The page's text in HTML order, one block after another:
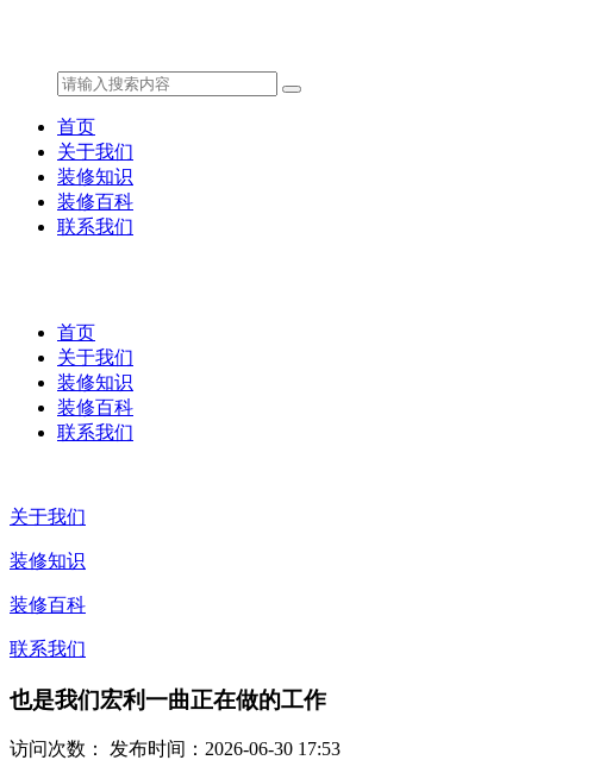
首页
关于我们
装修知识
装修百科
联系我们
首页
关于我们
装修知识
装修百科
联系我们
关于我们
装修知识
装修百科
联系我们
也是我们宏利一曲正在做的工作
访问次数： 发布时间：2026-06-30 17:53